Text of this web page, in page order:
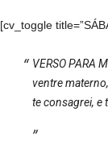
[cv_toggle
VERSO PARA
ventre
te consagrei, e